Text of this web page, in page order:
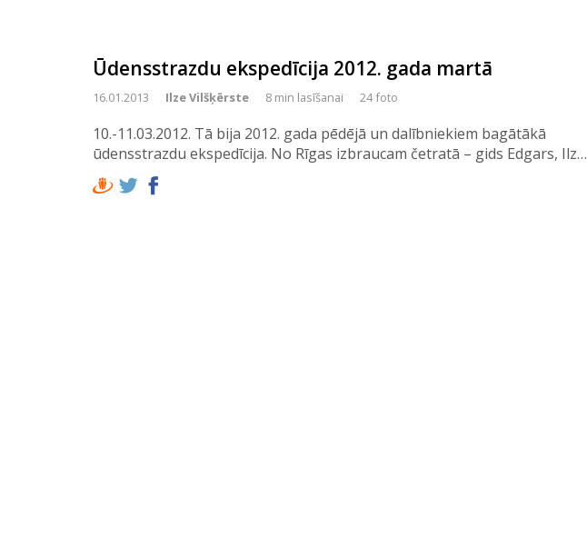
Ūdensstrazdu ekspedīcija 2012. gada martā
16.01.2013 Ilze Vilšķērste 8 min lasīšanai 24 foto
10.-11.03.2012. Tā bija 2012. gada pēdējā un dalībniekiem bagātākā
ūdensstrazdu ekspedīcija. No Rīgas izbraucam četratā – gids Edgars, Ilz…